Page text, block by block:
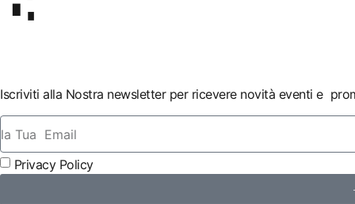
Iscriviti alla Nostra newsletter per ricevere novità eventi e
Privacy Policy